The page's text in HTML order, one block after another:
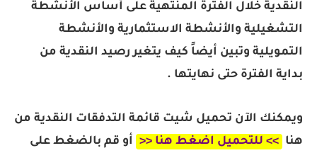
النقدية خلال الفترة المنتهية على أساس الأنشطة
التشغيلية والأنشطة الاستثمارية والأنشطة
التمويلية وتبين أيضاً كيف يتغير رصيد النقدية من
بداية الفترة حتى نهايتها .
ويمكنك الآن تحميل شيت قائمة التدفقات النقدية من
هنا >> للتحميل اضغط هنا <<
أو قم بالضغط على